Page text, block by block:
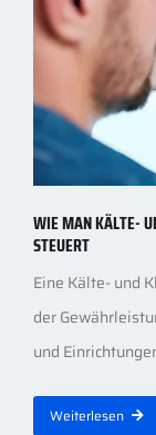
WIE MAN KÄLTE-
STEUERT
Eine Kälte- und
der